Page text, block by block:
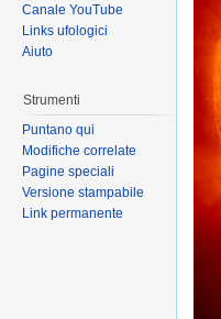
Canale YouTube
Links ufologici
Aiuto
Strumenti
Puntano qui
Modifiche correlate
Pagine speciali
Versione stampabile
Link permanente